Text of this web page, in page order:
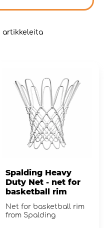
artikkeleita
Spalding Heavy
Duty Net - net for
basketball rim
Net for basketball rim
from Spalding